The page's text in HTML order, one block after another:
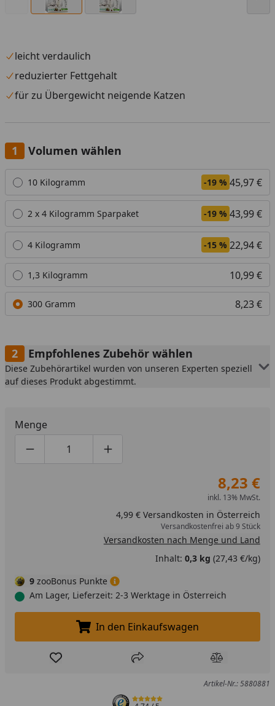
leicht verdaulich
reduzierter Fettgehalt
für zu Übergewicht neigende Katzen
Volumen wählen
Alle anzeigen (5)
10 Kilogramm -19 % 45,97 €
2 x 4 Kilogramm Sparpaket -19 % 43,99 €
4 Kilogramm -15 % 22,94 €
1,3 Kilogramm 10,99 €
300 Gramm 8,23 €
Empfohlenes Zubehör wählen
Diese Zubehörartikel wurden von unseren Experten speziell
auf dieses Produkt abgestimmt.
Menge
Produktmenge um eins verringern
Produktmenge manuell eingeben
Produktmenge um eins erhöhen
8,23 €
inkl. 13% MwSt.
4,99 € Versandkosten in Österreich
Versandkostenfrei ab 9 Stück
Versandkosten nach Menge und Land
Inhalt: 0,3 kg (27,43 €/kg)
9 zooBonus Punkte
Am Lager, Lieferzeit: 2-3 Werktage in Österreich
In den Einkaufswagen legen
In den Einkaufswagen
Produkt zur Wunschliste hinzufügen
Teilen Produkt
Artikel-Nr.: 5880881